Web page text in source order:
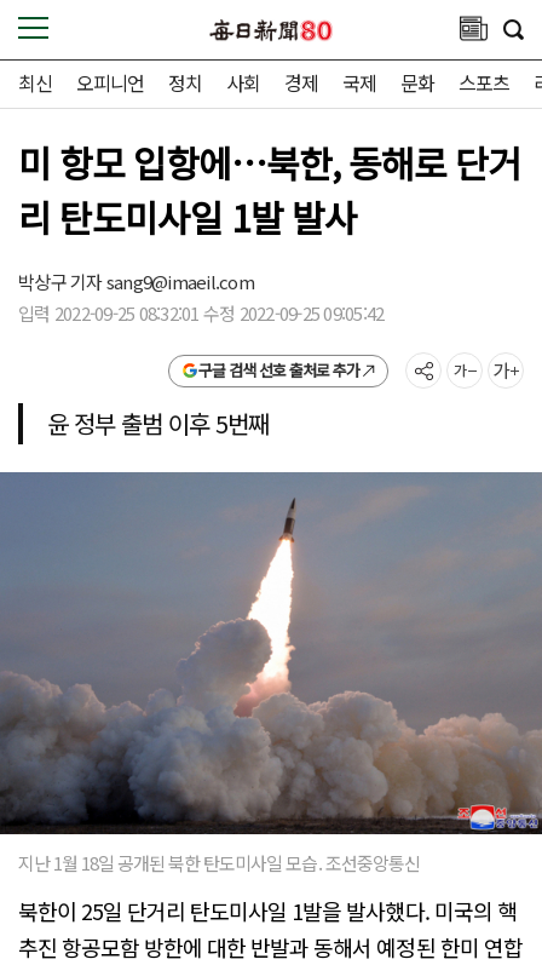
최신 오피니언 정치 사회 경제 국제 문화 스포츠
미 항모 입항에…북한, 동해로 단거
리 탄도미사일 1발 발사
박상구 기자sang9@imaeil.com
입력 2022-09-25 08:32:01 수정 2022-09-25 09:05:42
구글 검색 선호 출처로 추가
윤 정부 출범 이후 5번째
지난 1월 18일 공개된 북한 탄도미사일 모습. 조선중앙통신
북한이 25일 단거리 탄도미사일 1발을 발사했다. 미국의 핵
추진 항공모함 방한에 대한 반발과 동해서 예정된 한미 연합